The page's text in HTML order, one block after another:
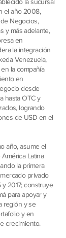
el año 2008,
Negocios,
y más adelante,
en
la integración
Venezuela,
la compañía
en
desde
hasta OTC y
logrando
de USD en el
año, asume el
Latina
la primera
privado
2017; construye
para apoyar y
región y se
y en
crecimiento.